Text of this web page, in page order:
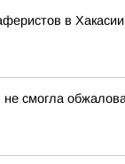
в
смогла